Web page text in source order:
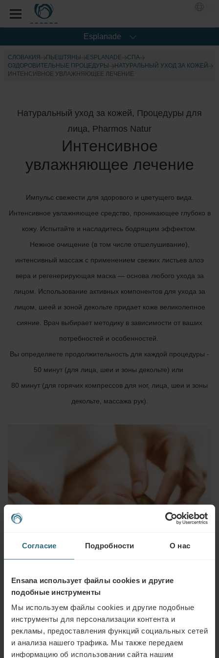
Согласие Подробности О нас
Ensana использует файлы cookies и другие
подобные инструменты
Мы используем файлы cookies и другие подобные
инструменты для персонализации контента и
рекламы, предоставления функций социальных сетей
и анализа нашего трафика. Мы также передаем
информацию об использовании сайта нашим
Esplanade
СЛОВАКИЯ ПЬЕШТЯНЫ ESPLANADE
CПА
OЗДОРОВИТЕЛЬНЫЕ ПРОЦЕДУРЫ
НАТУРАЛЬНЫЙ УХОД ЗА КОЖЕЙ
ИНТЕНСИВНОЕ УВЛАЖНЯЮЩЕЕ ЛЕЧЕНИЕ
Натуральный уход за кожей, Процедуры для
лица, Pharmos Natur
Интенсивное
увлажняющее лечение
Импульс свежести для здорового и цветущего вида.
Интенсивное увлажняющее средство, проникающее глубоко в
кожу. Испытайте и насладитесь бодрящим эффектом.
Нежное очищение (в том числе отшелушивание),
интенсивный массаж с применением свежих листьев алоэ
вера и регенерирующая маска — основа любого ухода за
лицом. Использование активных компонентов для ухода за
лицом, шеей и зоной декольте придает коже великолепное
сияние. Врач выбирает методику в зависимости от ваших
потребностей и особенностей.
Вы определяете продолжительность для каждой процедуры -
50 минут (для лица, шеи и зоны декольте) или
80 минут (для горячих компрессов для ног, лица, шеи и зоны
декольте, массажа рук).
Задать вопрос
Пожалуйста, свяжитесь с нами по любому вопросу, связанному с